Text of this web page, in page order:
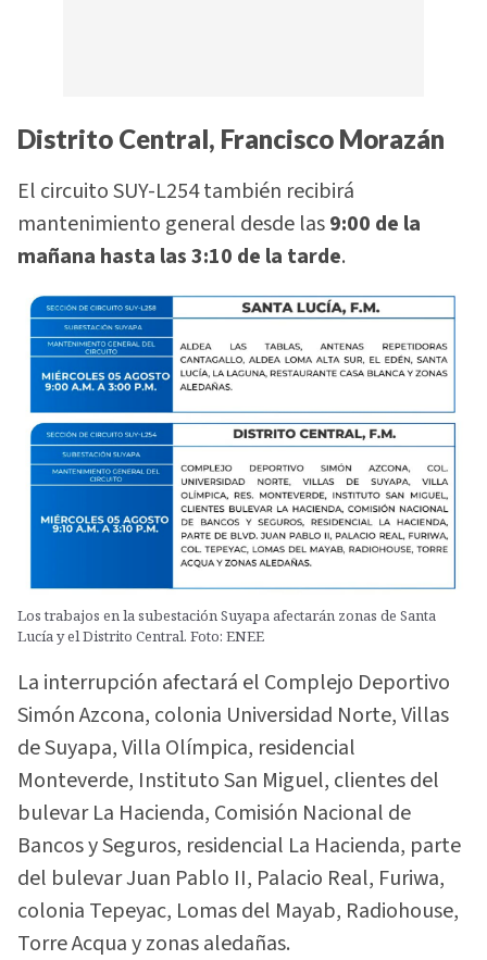
Distrito Central, Francisco Morazán
El circuito SUY-L254 también recibirá
mantenimiento general desde las9:00 de la
mañana hasta las 3:10 de la tarde.
Los trabajos en la subestación Suyapa afectarán zonas de Santa
Lucía y el Distrito Central. Foto: ENEE
La interrupción afectará el Complejo Deportivo
Simón Azcona, colonia Universidad Norte, Villas
de Suyapa, Villa Olímpica, residencial
Monteverde, Instituto San Miguel, clientes del
bulevar La Hacienda, Comisión Nacional de
Bancos y Seguros, residencial La Hacienda, parte
del bulevar Juan Pablo II, Palacio Real, Furiwa,
colonia Tepeyac, Lomas del Mayab, Radiohouse,
Torre Acqua y zonas aledañas.